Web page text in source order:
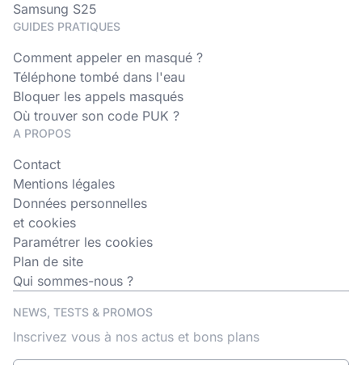
Samsung S25
GUIDES PRATIQUES
Comment appeler en masqué ?
Téléphone tombé dans l'eau
Bloquer les appels masqués
Où trouver son code PUK ?
A PROPOS
Contact
Mentions légales
Données personnelles
et cookies
Paramétrer les cookies
Plan de site
Qui sommes-nous ?
NEWS, TESTS & PROMOS
Inscrivez vous à nos actus et bons plans